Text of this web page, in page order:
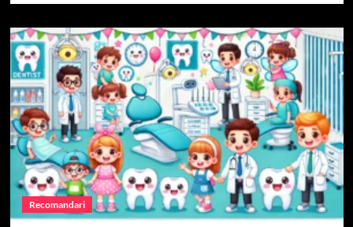
SS
Cleaning
Services:
Soluții
Profesionale
de
Peisagistică
pentru
Spații
Verzi
Recomandari